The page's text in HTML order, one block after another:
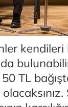
kendileri
50 TL